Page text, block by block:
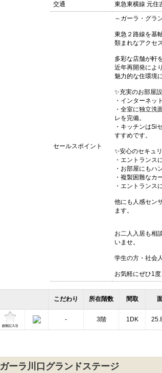
交通
東急東横線 元
セールスポイント
～ガーラ・グラ
東急２路線を基
類まれなアクセ
多彩な店舗が軒
近年再開発によ
魅力的な住環境
✨充実のお部屋
・インターネッ
・全室に独立洗
レを完備。
・キッチンはSi
すすめです。
✨安心のセキュ
・エントランス
・お部屋にもハ
・複製困難なカ
・エントランス
他にも人感セン
ます。
お二人入居も相
いませ。
学生の方・社会
お気軽にぜひ1
こだわり 所在階数 間取
- 3階 1DK
ガーラ川口グランドステージ